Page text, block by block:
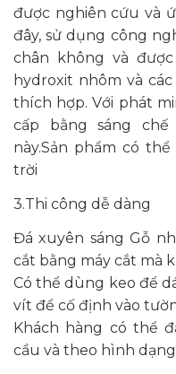
được nghiên cứu và
đây, sử dụng công
chân không và
hydroxit nhôm và
thích hợp. Với phát
cấp bằng sáng
này.Sản phẩm có
trời
3.Thi công dễ dàng
Đá xuyên sáng Gỗ
cắt bằng máy cắt mà
Có thể dùng keo để
vít để cố định vào
Khách hàng có thể
cầu và theo hình